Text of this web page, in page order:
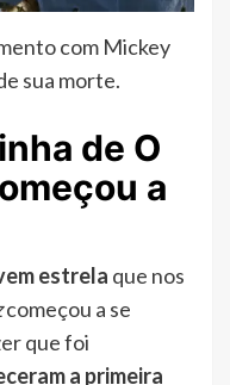
com Mickey
sua morte.
de O
a
estrela que nos
começou a se
que foi
a primeira